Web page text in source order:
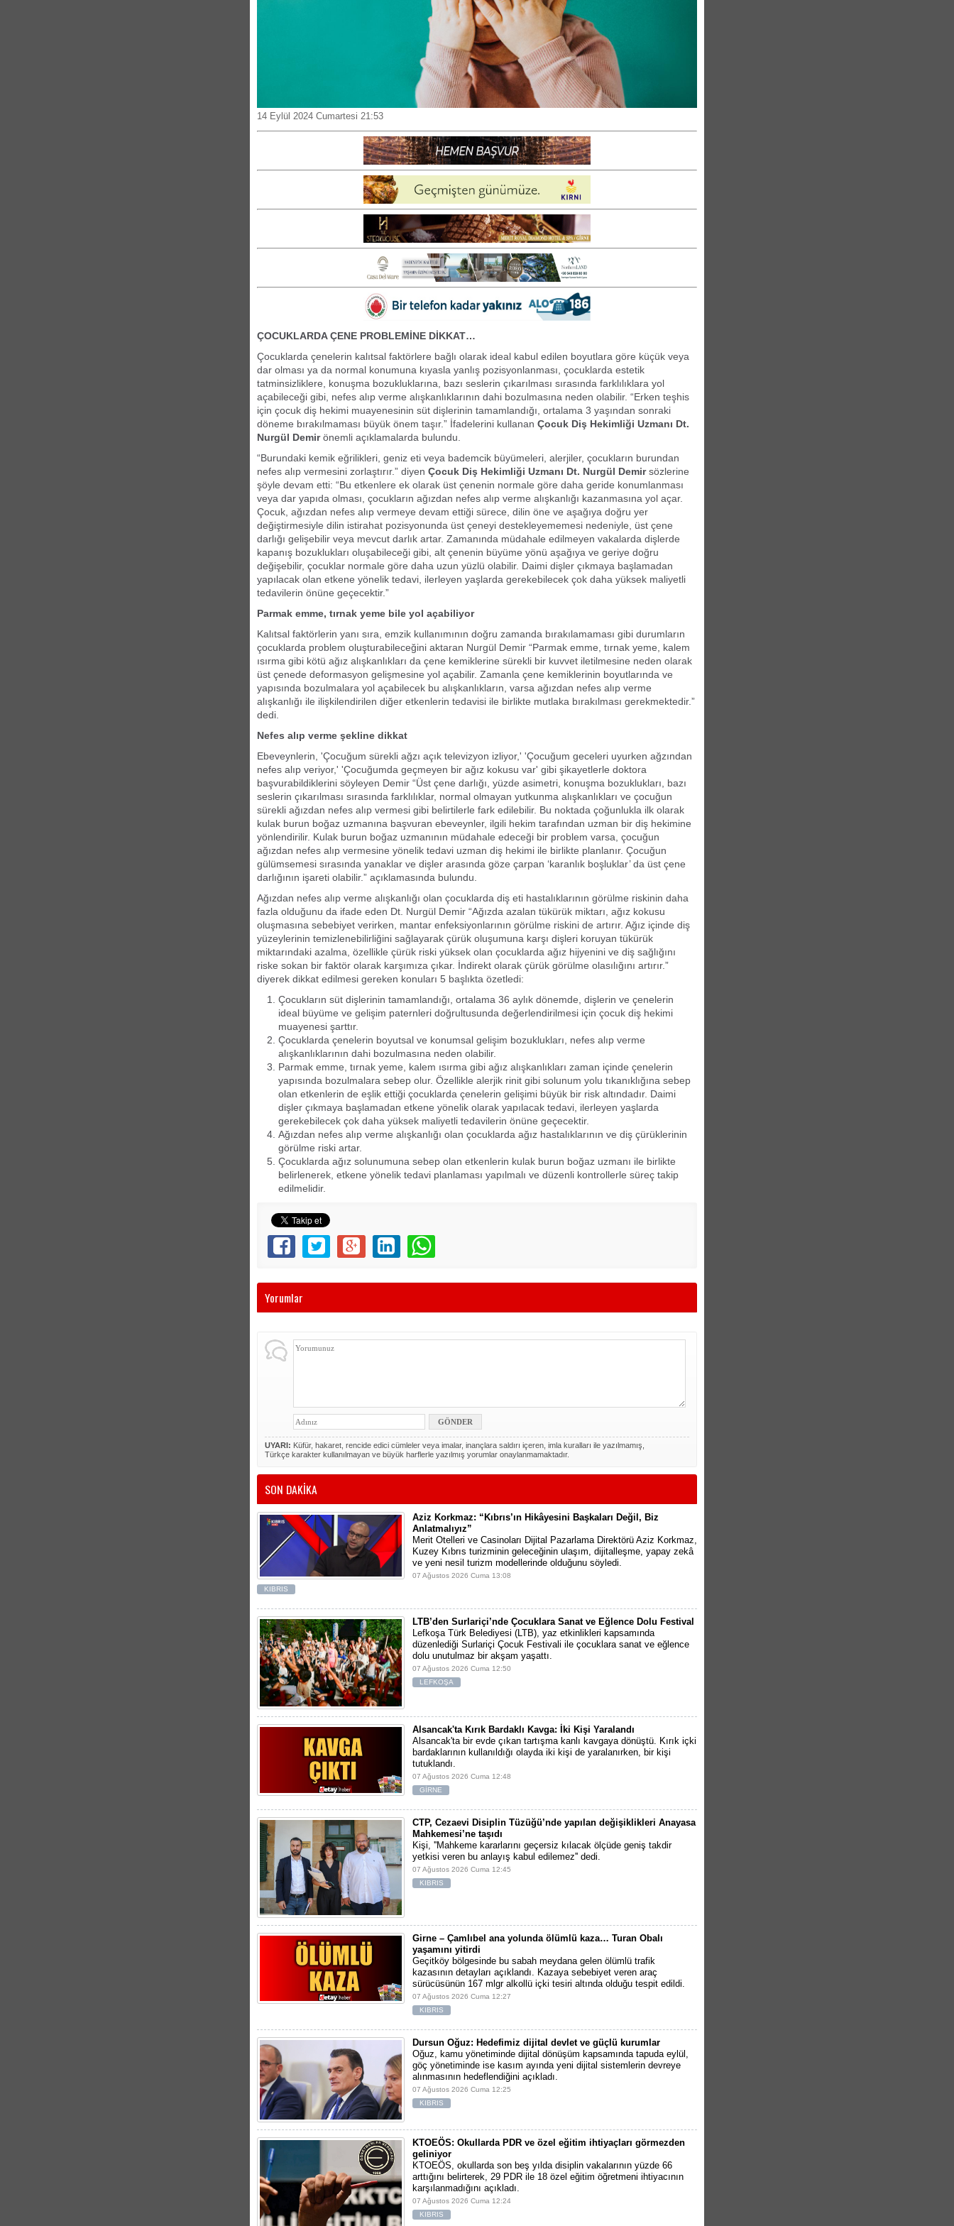
14 Eylül 2024 Cumartesi 21:53
ÇOCUKLARDA ÇENE PROBLEMİNE DİKKAT…
Çocuklarda çenelerin kalıtsal faktörlere bağlı olarak ideal kabul edilen boyutlara göre küçük veya
dar olması ya da normal konumuna kıyasla yanlış pozisyonlanması, çocuklarda estetik
tatminsizliklere, konuşma bozukluklarına, bazı seslerin çıkarılması sırasında farklılıklara yol
açabileceği gibi, nefes alıp verme alışkanlıklarının dahi bozulmasına neden olabilir. “Erken teşhis
için çocuk diş hekimi muayenesinin süt dişlerinin tamamlandığı, ortalama 3 yaşından sonraki
döneme bırakılmaması büyük önem taşır.” İfadelerini kullanan Çocuk Diş Hekimliği Uzmanı Dt.
Nurgül Demirönemli açıklamalarda bulundu.
“Burundaki kemik eğrilikleri, geniz eti veya bademcik büyümeleri, alerjiler, çocukların burundan
nefes alıp vermesini zorlaştırır.” diyen Çocuk Diş Hekimliği Uzmanı Dt. Nurgül Demirsözlerine
şöyle devam etti: “Bu etkenlere ek olarak üst çenenin normale göre daha geride konumlanması
veya dar yapıda olması, çocukların ağızdan nefes alıp verme alışkanlığı kazanmasına yol açar.
Çocuk, ağızdan nefes alıp vermeye devam ettiği sürece, dilin öne ve aşağıya doğru yer
değiştirmesiyle dilin istirahat pozisyonunda üst çeneyi destekleyememesi nedeniyle, üst çene
darlığı gelişebilir veya mevcut darlık artar. Zamanında müdahale edilmeyen vakalarda dişlerde
kapanış bozuklukları oluşabileceği gibi, alt çenenin büyüme yönü aşağıya ve geriye doğru
değişebilir, çocuklar normale göre daha uzun yüzlü olabilir. Daimi dişler çıkmaya başlamadan
yapılacak olan etkene yönelik tedavi, ilerleyen yaşlarda gerekebilecek çok daha yüksek maliyetli
tedavilerin önüne geçecektir.”
Parmak emme, tırnak yeme bile yol açabiliyor
Kalıtsal faktörlerin yanı sıra, emzik kullanımının doğru zamanda bırakılamaması gibi durumların
çocuklarda problem oluşturabileceğini aktaran Nurgül Demir “Parmak emme, tırnak yeme, kalem
ısırma gibi kötü ağız alışkanlıkları da çene kemiklerine sürekli bir kuvvet iletilmesine neden olarak
üst çenede deformasyon gelişmesine yol açabilir. Zamanla çene kemiklerinin boyutlarında ve
yapısında bozulmalara yol açabilecek bu alışkanlıkların, varsa ağızdan nefes alıp verme
alışkanlığı ile ilişkilendirilen diğer etkenlerin tedavisi ile birlikte mutlaka bırakılması gerekmektedir.”
dedi.
Nefes alıp verme şekline dikkat
Ebeveynlerin, 'Çocuğum sürekli ağzı açık televizyon izliyor,' 'Çocuğum geceleri uyurken ağzından
nefes alıp veriyor,' 'Çocuğumda geçmeyen bir ağız kokusu var' gibi şikayetlerle doktora
başvurabildiklerini söyleyen Demir “Üst çene darlığı, yüzde asimetri, konuşma bozuklukları, bazı
seslerin çıkarılması sırasında farklılıklar, normal olmayan yutkunma alışkanlıkları ve çocuğun
sürekli ağızdan nefes alıp vermesi gibi belirtilerle fark edilebilir. Bu noktada çoğunlukla ilk olarak
kulak burun boğaz uzmanına başvuran ebeveynler, ilgili hekim tarafından uzman bir diş hekimine
yönlendirilir. Kulak burun boğaz uzmanının müdahale edeceği bir problem varsa, çocuğun
ağızdan nefes alıp vermesine yönelik tedavi uzman diş hekimi ile birlikte planlanır. Çocuğun
gülümsemesi sırasında yanaklar ve dişler arasında göze çarpan ‘karanlık boşluklar’ da üst çene
darlığının işareti olabilir.” açıklamasında bulundu.
Ağızdan nefes alıp verme alışkanlığı olan çocuklarda diş eti hastalıklarının görülme riskinin daha
fazla olduğunu da ifade eden Dt. Nurgül Demir “Ağızda azalan tükürük miktarı, ağız kokusu
oluşmasına sebebiyet verirken, mantar enfeksiyonlarının görülme riskini de artırır. Ağız içinde diş
yüzeylerinin temizlenebilirliğini sağlayarak çürük oluşumuna karşı dişleri koruyan tükürük
miktarındaki azalma, özellikle çürük riski yüksek olan çocuklarda ağız hijyenini ve diş sağlığını
riske sokan bir faktör olarak karşımıza çıkar. İndirekt olarak çürük görülme olasılığını artırır.”
diyerek dikkat edilmesi gereken konuları 5 başlıkta özetledi:
Çocukların süt dişlerinin tamamlandığı, ortalama 36 aylık dönemde, dişlerin ve çenelerin
ideal büyüme ve gelişim paternleri doğrultusunda değerlendirilmesi için çocuk diş hekimi
muayenesi şarttır.
Çocuklarda çenelerin boyutsal ve konumsal gelişim bozuklukları, nefes alıp verme
alışkanlıklarının dahi bozulmasına neden olabilir.
Parmak emme, tırnak yeme, kalem ısırma gibi ağız alışkanlıkları zaman içinde çenelerin
yapısında bozulmalara sebep olur. Özellikle alerjik rinit gibi solunum yolu tıkanıklığına sebep
olan etkenlerin de eşlik ettiği çocuklarda çenelerin gelişimi büyük bir risk altındadır. Daimi
dişler çıkmaya başlamadan etkene yönelik olarak yapılacak tedavi, ilerleyen yaşlarda
gerekebilecek çok daha yüksek maliyetli tedavilerin önüne geçecektir.
Ağızdan nefes alıp verme alışkanlığı olan çocuklarda ağız hastalıklarının ve diş çürüklerinin
görülme riski artar.
Çocuklarda ağız solunumuna sebep olan etkenlerin kulak burun boğaz uzmanı ile birlikte
belirlenerek, etkene yönelik tedavi planlaması yapılmalı ve düzenli kontrollerle süreç takip
edilmelidir.
Yorumlar
UYARI: Küfür, hakaret, rencide edici cümleler veya imalar, inançlara saldırı içeren, imla kuralları ile yazılmamış,
Türkçe karakter kullanılmayan ve büyük harflerle yazılmış yorumlar onaylanmamaktadır.
SON DAKİKA
Aziz Korkmaz: “Kıbrıs’ın Hikâyesini Başkaları Değil, Biz
Anlatmalıyız”
Merit Otelleri ve Casinoları Dijital Pazarlama Direktörü Aziz Korkmaz,
Kuzey Kıbrıs turizminin geleceğinin ulaşım, dijitalleşme, yapay zekâ
ve yeni nesil turizm modellerinde olduğunu söyledi.
07 Ağustos 2026 Cuma 13:08
KIBRIS
LTB’den Surlariçi’nde Çocuklara Sanat ve Eğlence Dolu Festival
Lefkoşa Türk Belediyesi (LTB), yaz etkinlikleri kapsamında
düzenlediği Surlariçi Çocuk Festivali ile çocuklara sanat ve eğlence
dolu unutulmaz bir akşam yaşattı.
07 Ağustos 2026 Cuma 12:50
LEFKOŞA
Alsancak'ta Kırık Bardaklı Kavga: İki Kişi Yaralandı
Alsancak'ta bir evde çıkan tartışma kanlı kavgaya dönüştü. Kırık içki
bardaklarının kullanıldığı olayda iki kişi de yaralanırken, bir kişi
tutuklandı.
07 Ağustos 2026 Cuma 12:48
GİRNE
CTP, Cezaevi Disiplin Tüzüğü’nde yapılan değişiklikleri Anayasa
Mahkemesi’ne taşıdı
Kişi, ''Mahkeme kararlarını geçersiz kılacak ölçüde geniş takdir
yetkisi veren bu anlayış kabul edilemez'' dedi.
07 Ağustos 2026 Cuma 12:45
KIBRIS
Girne – Çamlıbel ana yolunda ölümlü kaza… Turan Obalı
yaşamını yitirdi
Geçitköy bölgesinde bu sabah meydana gelen ölümlü trafik
kazasının detayları açıklandı. Kazaya sebebiyet veren araç
sürücüsünün 167 mlgr alkollü içki tesiri altında olduğu tespit edildi.
07 Ağustos 2026 Cuma 12:27
KIBRIS
Dursun Oğuz: Hedefimiz dijital devlet ve güçlü kurumlar
Oğuz, kamu yönetiminde dijital dönüşüm kapsamında tapuda eylül,
göç yönetiminde ise kasım ayında yeni dijital sistemlerin devreye
alınmasının hedeflendiğini açıkladı.
07 Ağustos 2026 Cuma 12:25
KIBRIS
KTOEÖS: Okullarda PDR ve özel eğitim ihtiyaçları görmezden
geliniyor
KTOEÖS, okullarda son beş yılda disiplin vakalarının yüzde 66
arttığını belirterek, 29 PDR ile 18 özel eğitim öğretmeni ihtiyacının
karşılanmadığını açıkladı.
07 Ağustos 2026 Cuma 12:24
KIBRIS